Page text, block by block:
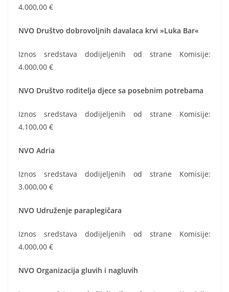
4.000,00 €
NVO Društvo dobrovoljnih davalaca krvi »Luka Bar«
Iznos sredstava dodijeljenih od strane Komisije:
4.000,00 €
NVO Društvo roditelja djece sa posebnim potrebama
Iznos sredstava dodijeljenih od strane Komisije:
4.100,00 €
NVO Adria
Iznos sredstava dodijeljenih od strane Komisije:
3.000,00 €
NVO Udruženje paraplegičara
Iznos sredstava dodijeljenih od strane Komisije:
4.000,00 €
NVO Organizacija gluvih i nagluvih